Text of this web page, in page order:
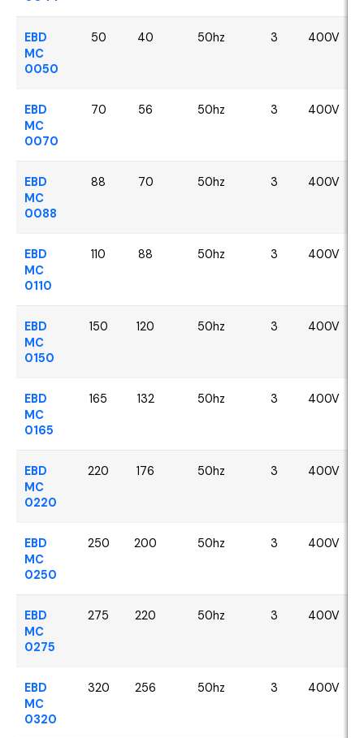
EBD
MC
0050
50 40 50hz 3 400V
EBD
MC
0070
70 56 50hz 3 400V
EBD
MC
0088
88 70 50hz 3 400V
EBD
MC
0110
110 88 50hz 3 400V
EBD
MC
0150
150 120 50hz 3 400V
EBD
MC
0165
165 132 50hz 3 400V
EBD
MC
0220
220 176 50hz 3 400V
EBD
MC
0250
250 200 50hz 3 400V
EBD
MC
0275
275 220 50hz 3 400V
EBD
MC
0320
320 256 50hz 3 400V